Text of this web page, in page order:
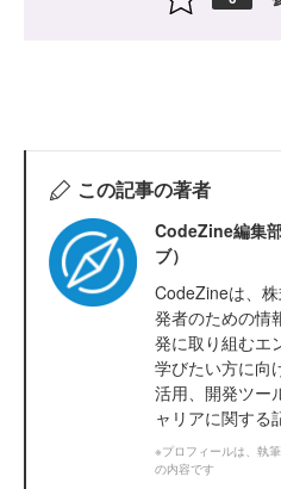
この記事の著者
CodeZine編集
ブ）
CodeZineは、
発者のための情
発に取り組むエ
学びたい方に向
活用、開発ツー
ャリアに関する
※プロフィールは、執
の内容です